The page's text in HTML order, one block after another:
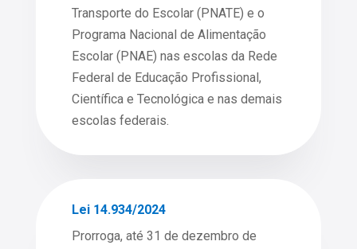
Transporte do Escolar (PNATE) e o
Programa Nacional de Alimentação
Escolar (PNAE) nas escolas da Rede
Federal de Educação Profissional,
Científica e Tecnológica e nas demais
escolas federais.
Lei 14.934/2024
Prorroga, até 31 de dezembro de